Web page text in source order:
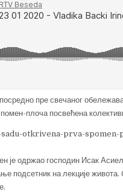
пре свечаног
плоча посвећена
otkrivena-prva-
је одржао господин Исак
подсетник на лекције живота.